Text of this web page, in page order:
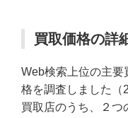
買取価格の詳
Web検索上位の主要
格を調査しました（
買取店のうち、２つ